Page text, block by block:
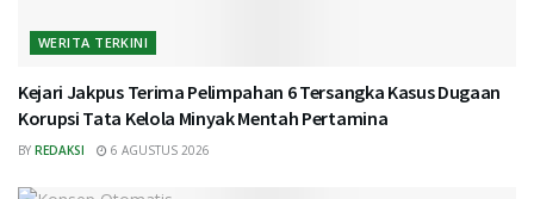
WERITA TERKINI
Kejari Jakpus Terima Pelimpahan 6 Tersangka Kasus Dugaan
Korupsi Tata Kelola Minyak Mentah Pertamina
BY REDAKSI 6 AGUSTUS 2026